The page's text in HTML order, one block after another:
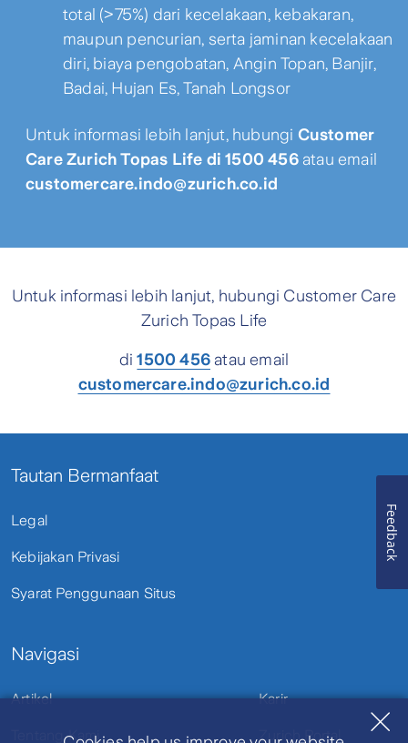
total (>75%) dari kecelakaan, kebakaran,
maupun pencurian, serta jaminan kecelakaan
diri, biaya pengobatan, Angin Topan, Banjir,
Badai, Hujan Es, Tanah Longsor
Untuk informasi lebih lanjut, hubungi Customer
Care Zurich Topas Life di 1500 456atau email
customercare.indo@zurich.co.id
Untuk informasi lebih lanjut, hubungi Customer Care
Zurich Topas Life
di1500 456 atau email
customercare.indo@zurich.co.id
Tautan Bermanfaat
Legal
Kebijakan Privasi
Syarat Penggunaan Situs
Navigasi
Artikel
Tentang Kami
Karir
Zurich Portal
Feedback